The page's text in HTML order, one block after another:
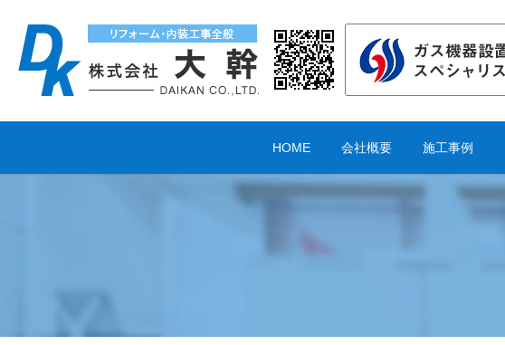
HOME 会社概要 施工事例